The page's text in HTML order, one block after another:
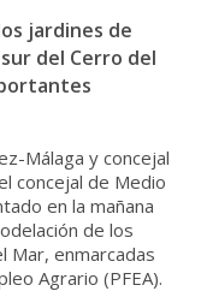
jardines de
del Cerro del
Málaga y concejal
concejal de Medio
en la mañana
de los
Mar, enmarcadas
Agrario (PFEA).